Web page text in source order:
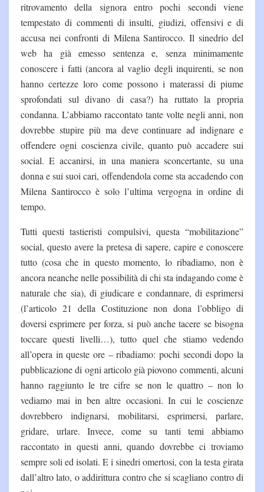
ritrovamento della signora entro pochi secondi viene
tempestato di commenti di insulti, giudizi, offensivi e di
accusa nei confronti di Milena Santirocco. Il sinedrio del
web ha già emesso sentenza e, senza minimamente
conoscere i fatti (ancora al vaglio degli inquirenti, se non
hanno certezze loro come possono i materassi di piume
sprofondati sul divano di casa?) ha ruttato la propria
condanna. L’abbiamo raccontato tante volte negli anni, non
dovrebbe stupire più ma deve continuare ad indignare e
offendere ogni coscienza civile, quanto può accadere sui
social. E accanirsi, in una maniera sconcertante, su una
donna e sui suoi cari, offendendola come sta accadendo con
Milena Santirocco è solo l’ultima vergogna in ordine di
tempo.
Tutti questi tastieristi compulsivi, questa “mobilitazione”
social, questo avere la pretesa di sapere, capire e conoscere
tutto (cosa che in questo momento, lo ribadiamo, non è
ancora neanche nelle possibilità di chi sta indagando come è
naturale che sia), di giudicare e condannare, di esprimersi
(l’articolo 21 della Costituzione non dona l’obbligo di
doversi esprimere per forza, si può anche tacere se bisogna
toccare questi livelli…), tutto quel che stiamo vedendo
all’opera in queste ore – ribadiamo: pochi secondi dopo la
pubblicazione di ogni articolo già piovono commenti, alcuni
hanno raggiunto le tre cifre se non le quattro – non lo
vediamo mai in ben altre occasioni. In cui le coscienze
dovrebbero indignarsi, mobilitarsi, esprimersi, parlare,
gridare, urlare. Invece, come su tanti temi abbiamo
raccontato in questi anni, quando dovrebbe ci troviamo
sempre soli ed isolati. E i sinedri omertosi, con la testa girata
dall’altro lato, o addirittura contro che si scagliano contro di